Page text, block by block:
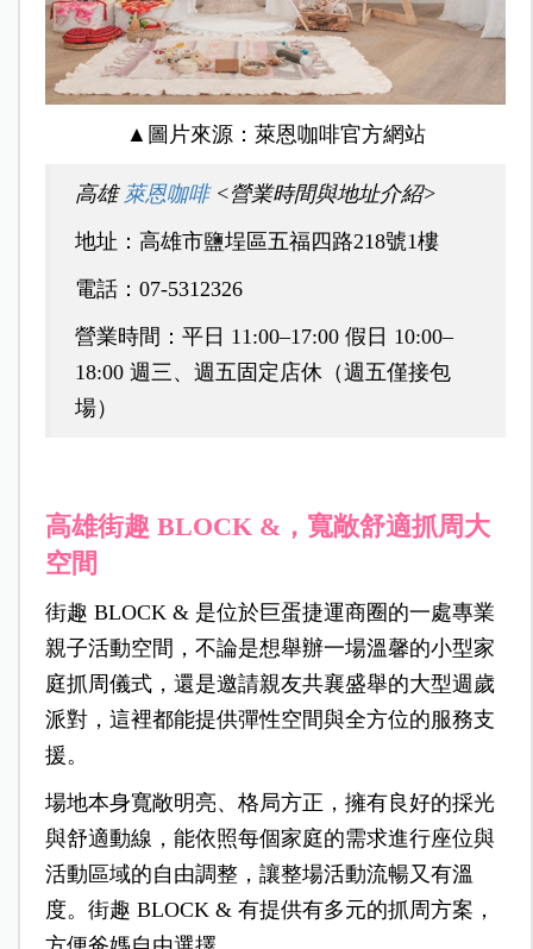
▲圖片來源：萊恩咖啡官方網站
高雄 萊恩咖啡<營業時間與地址介紹>
地址：高雄市鹽埕區五福四路218號1樓
電話：07-5312326
營業時間：平日 11:00–17:00 假日 10:00–
18:00 週三、週五固定店休（週五僅接包
場）
高雄街趣 BLOCK &，寬敞舒適抓周大
空間
街趣 BLOCK & 是位於巨蛋捷運商圈的一處專業
親子活動空間，不論是想舉辦一場溫馨的小型家
庭抓周儀式，還是邀請親友共襄盛舉的大型週歲
派對，這裡都能提供彈性空間與全方位的服務支
援。
場地本身寬敞明亮、格局方正，擁有良好的採光
與舒適動線，能依照每個家庭的需求進行座位與
活動區域的自由調整，讓整場活動流暢又有溫
度。街趣 BLOCK & 有提供有多元的抓周方案，